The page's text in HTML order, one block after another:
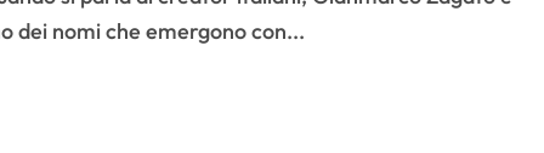
dei nomi che emergono con...